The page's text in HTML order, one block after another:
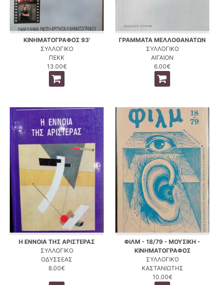
ΚΙΝΗΜΑΤΟΓΡΑΦΟΣ 93'
ΣΥΛΛΟΓΙΚΟ
ΠΕΚΚ
13.00€
ΓΡΑΜΜΑΤΑ ΜΕΛΛΟΘΑΝΑΤΩΝ
ΣΥΛΛΟΓΙΚΟ
ΑΙΓΑΙΟΝ
6.00€
Η ΕΝΝΟΙΑ ΤΗΣ ΑΡΙΣΤΕΡΑΣ
ΣΥΛΛΟΓΙΚΟ
ΟΔΥΣΣΕΑΣ
8.00€
ΦΙΛΜ - 18/79 - ΜΟΥΣΙΚΗ -
ΚΙΝΗΜΑΤΟΓΡΑΦΟΣ
ΣΥΛΛΟΓΙΚΟ
ΚΑΣΤΑΝΙΩΤΗΣ
10.00€